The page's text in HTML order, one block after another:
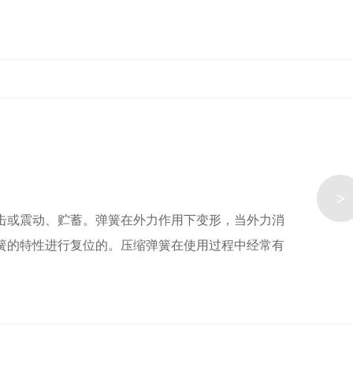
震动、贮蓄。弹簧在外力作用下变形，当外力消
特性进行复位的。压缩弹簧在使用过程中经常有
>